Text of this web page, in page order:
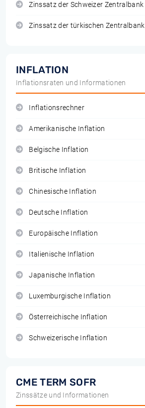
Zinssatz der Schweizer Zentralbank
Zinssatz der türkischen Zentralbank
INFLATION
Inflationsraten und Informationen
Inflationsrechner
Amerikanische Inflation
Belgische Inflation
Britische Inflation
Chinesische Inflation
Deutsche Inflation
Europäische Inflation
Italienische Inflation
Japanische Inflation
Luxemburgische Inflation
Österreichische Inflation
Schweizerische Inflation
CME TERM SOFR
Zinssätze und Informationen